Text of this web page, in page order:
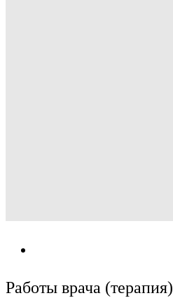
Работы врача (терапия)